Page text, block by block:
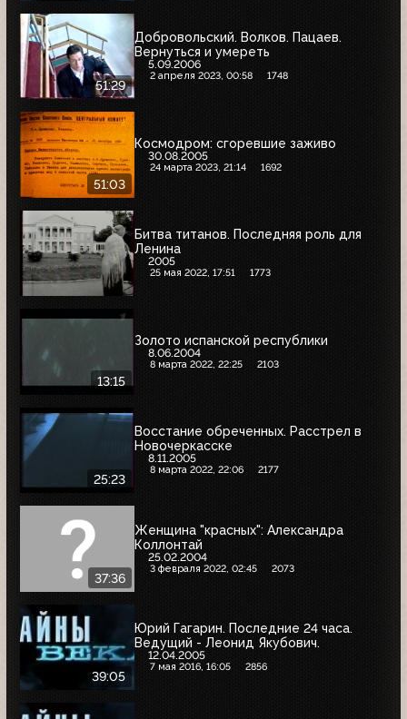
51:29
Добровольский. Волков. Пацаев.
Вернуться и умереть
5.09.2006
2 апреля 2023, 00:58 1748
51:03
Космодром: сгоревшие заживо
30.08.2005
24 марта 2023, 21:14 1692
Битва титанов. Последняя роль для
Ленина
2005
25 мая 2022, 17:51 1773
13:15
Золото испанской республики
8.06.2004
8 марта 2022, 22:25 2103
25:23
Восстание обреченных. Расстрел в
Новочеркасске
8.11.2005
8 марта 2022, 22:06 2177
37:36
Женщина "красных": Александра
Коллонтай
25.02.2004
3 февраля 2022, 02:45 2073
39:05
Юрий Гагарин. Последние 24 часа.
Ведущий - Леонид Якубович.
12.04.2005
7 мая 2016, 16:05 2856